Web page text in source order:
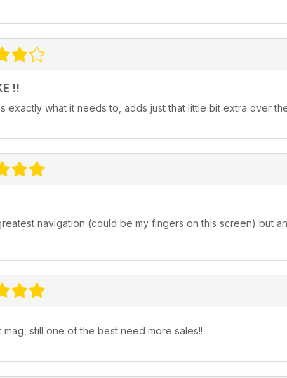
!!
exactly what it needs to, adds just that little bit extra over
navigation (could be my fingers on this screen) but
mag, still one of the best need more sales!!